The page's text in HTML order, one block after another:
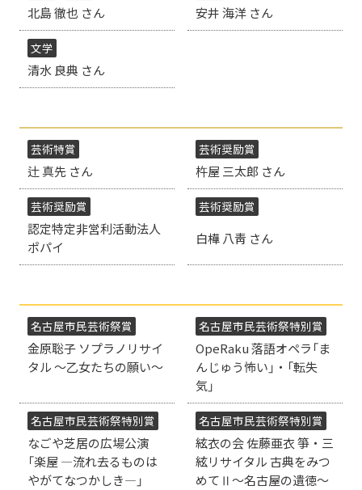
北島 徹也 さん 安井 海洋 さん
文学
清水 良典 さん
芸術特賞
辻 真先 さん
芸術奨励賞
杵屋 三太郎 さん
芸術奨励賞
認定特定非営利活動法人
ポパイ
芸術奨励賞
白樺 八靑 さん
名古屋市民芸術祭賞
金原聡子 ソプラノリサイ
タル ～乙女たちの願い～
名古屋市民芸術祭特別賞
OpeRaku落語オペラ「ま
んじゅう怖い」・「転失
気」
名古屋市民芸術祭特別賞
なごや芝居の広場公演
「楽屋 ―流れ去るものは
やがてなつかしき―」
名古屋市民芸術祭特別賞
絃衣の会 佐藤亜衣 箏・三
絃リサイタル古典をみつ
めてⅡ～名古屋の遺徳～